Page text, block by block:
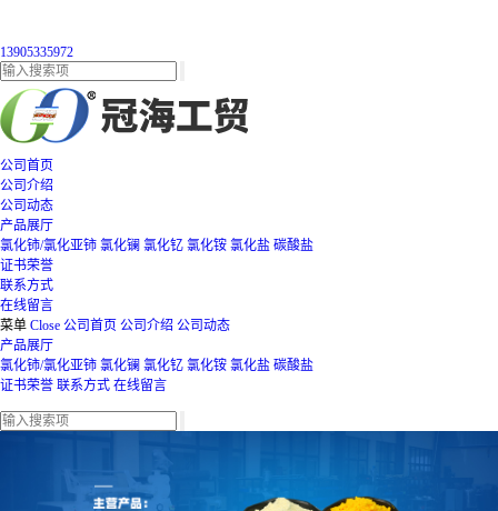
13905335972
公司首页
公司介绍
公司动态
产品展厅
氯化铈/氯化亚铈 氯化镧 氯化钇 氯化铵 氯化盐 碳酸盐
证书荣誉
联系方式
在线留言
菜单 Close 公司首页 公司介绍 公司动态
产品展厅
氯化铈/氯化亚铈 氯化镧 氯化钇 氯化铵 氯化盐 碳酸盐
证书荣誉 联系方式 在线留言